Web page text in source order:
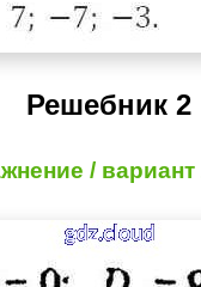
Решебник 2
/ вариант